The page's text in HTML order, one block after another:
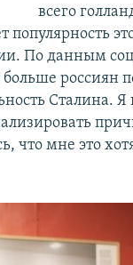
всего
популярность
По данным
россиян
Сталина. Я
что мне это